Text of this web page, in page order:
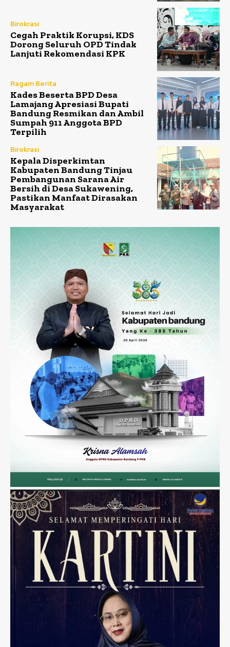
Birokrasi
Cegah Praktik Korupsi, KDS
Dorong Seluruh OPD Tindak
Lanjuti Rekomendasi KPK
Ragam Berita
Kades Beserta BPD Desa
Lamajang Apresiasi Bupati
Bandung Resmikan dan Ambil
Sumpah 911 Anggota BPD
Terpilih
Birokrasi
Kepala Disperkimtan
Kabupaten Bandung Tinjau
Pembangunan Sarana Air
Bersih di Desa Sukawening,
Pastikan Manfaat Dirasakan
Masyarakat